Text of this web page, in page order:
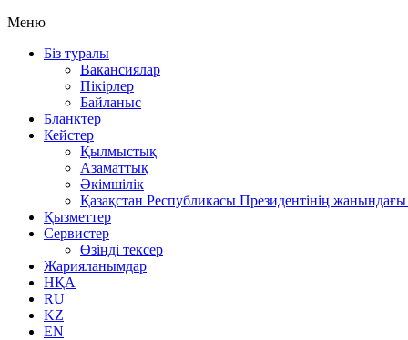
Меню
Біз туралы
Вакансиялар
Пікірлер
Байланыс
Бланктер
Кейстер
Қылмыстық
Азаматтық
Әкімшілік
Қазақстан Республикасы Президентінің
Қызметтер
Сервистер
Өзіңді тексер
Жарияланымдар
НҚА
RU
KZ
EN